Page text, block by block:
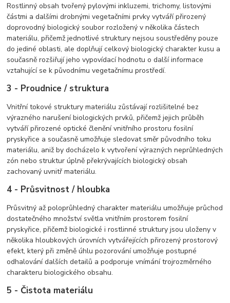
Rostlinný obsah tvořený pylovými inkluzemi, trichomy, listovými
částmi a dalšími drobnými vegetačními prvky vytváří přirozený
doprovodný biologický soubor rozložený v několika částech
materiálu, přičemž jednotlivé struktury nejsou soustředěny pouze
do jediné oblasti, ale doplňují celkový biologický charakter kusu a
současně rozšiřují jeho vypovídací hodnotu o další informace
vztahující se k původnímu vegetačnímu prostředí.
3 - Proudnice / struktura
Vnitřní tokové struktury materiálu zůstávají rozlišitelné bez
výrazného narušení biologických prvků, přičemž jejich průběh
vytváří přirozené optické členění vnitřního prostoru fosilní
pryskyřice a současně umožňuje sledovat směr původního toku
materiálu, aniž by docházelo k vytvoření výrazných neprůhledných
zón nebo struktur úplně překrývajících biologický obsah
zachovaný uvnitř materiálu.
4 - Průsvitnost / hloubka
Průsvitný až poloprůhledný charakter materiálu umožňuje průchod
dostatečného množství světla vnitřním prostorem fosilní
pryskyřice, přičemž biologické i rostlinné struktury jsou uloženy v
několika hloubkových úrovních vytvářejících přirozený prostorový
efekt, který při změně úhlu pozorování umožňuje postupné
odhalování dalších detailů a podporuje vnímání trojrozměrného
charakteru biologického obsahu.
5 - Čistota materiálu